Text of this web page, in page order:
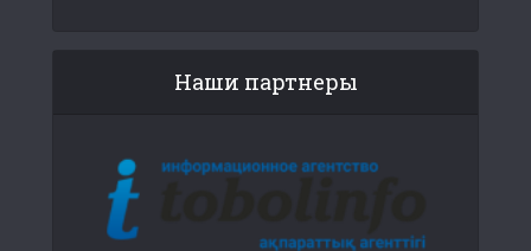
Наши партнеры